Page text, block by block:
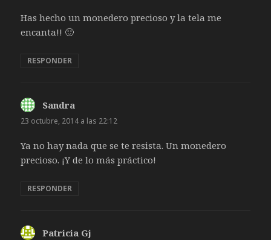
Has hecho un monedero precioso y la tela me
encanta!! 🙂
RESPONDER
Sandra
23 octubre, 2014 a las 22:12
Ya no hay nada que se te resista. Un monedero
precioso. ¡Y de lo más práctico!
RESPONDER
Patricia Gj